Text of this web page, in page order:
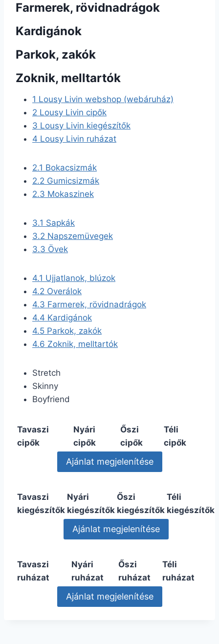
Farmerek, rövidnadrágok
Kardigánok
Parkok, zakók
Zoknik, melltartók
1 Lousy Livin webshop (webáruház)
2 Lousy Livin cipők
3 Lousy Livin kiegészítők
4 Lousy Livin ruházat
2.1 Bokacsizmák
2.2 Gumicsizmák
2.3 Mokaszinek
3.1 Sapkák
3.2 Napszemüvegek
3.3 Övek
4.1 Ujjatlanok, blúzok
4.2 Overálok
4.3 Farmerek, rövidnadrágok
4.4 Kardigánok
4.5 Parkok, zakók
4.6 Zoknik, melltartók
Stretch
Skinny
Boyfriend
Tavaszi
cipők
Nyári
cipők
Őszi
cipők
Téli
cipők
Tavaszi
kiegészítők
Nyári
kiegészítők
Őszi
kiegészítők
Téli
kiegészítők
Tavaszi
ruházat
Nyári
ruházat
Őszi
ruházat
Téli
ruházat